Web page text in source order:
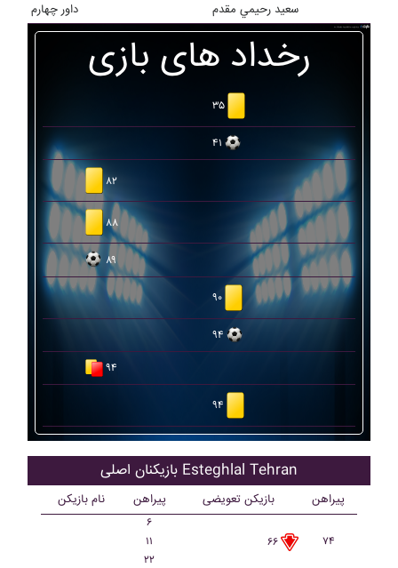
داور چهارم
سعيد رحيمي مقدم
رخداد های بازی
۳۵
۴۱
۸۲
۸۸
۸۹
۹۰
۹۴
۹۴
۹۴
بازیکنان اصلی Esteghlal Tehran
نام بازیکن پیراهن بازیکن تعویضی پیراهن
۶
۱۱
۶۶
۷۴
۲۲